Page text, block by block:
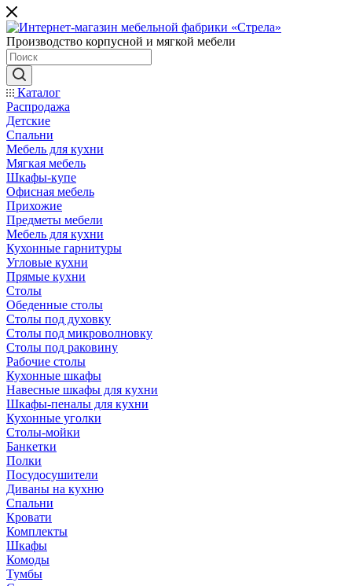
Производство корпусной и мягкой мебели
Каталог
Распродажа
Детские
Спальни
Мебель для кухни
Мягкая мебель
Шкафы-купе
Офисная мебель
Прихожие
Предметы мебели
Мебель для кухни
Кухонные гарнитуры
Угловые кухни
Прямые кухни
Столы
Обеденные столы
Столы под духовку
Столы под микроволновку
Столы под раковину
Рабочие столы
Кухонные шкафы
Навесные шкафы для кухни
Шкафы-пеналы для кухни
Кухонные уголки
Столы-мойки
Банкетки
Полки
Посудосушители
Диваны на кухню
Спальни
Кровати
Комплекты
Шкафы
Комоды
Тумбы